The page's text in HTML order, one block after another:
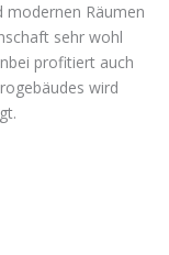
modernen Räumen
sehr wohl
profitiert auch
wird